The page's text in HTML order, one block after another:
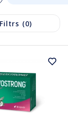
Filtrs (0)